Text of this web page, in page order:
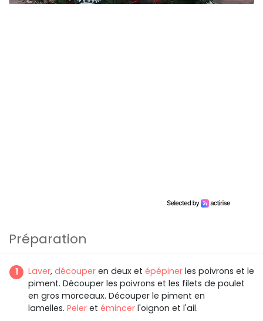
Préparation
Laver, découper en deux et épépiner les poivrons et le
piment. Découper les poivrons et les filets de poulet
en gros morceaux. Découper le piment en
lamelles. Peler et émincer l'oignon et l'ail.